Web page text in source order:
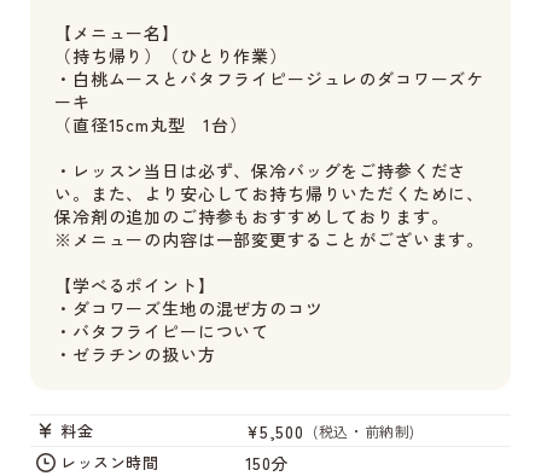
【メニュー名】
（持ち帰り）（ひとり作業）
・白桃ムースとバタフライピージュレのダコワーズケ
ーキ
（直径15cm丸型 1台）
・レッスン当日は必ず、保冷バッグをご持参くださ
い。また、より安心してお持ち帰りいただくために、
保冷剤の追加のご持参もおすすめしております。
※メニューの内容は一部変更することがございます。
【学べるポイント】
・ダコワーズ生地の混ぜ方のコツ
・バタフライピーについて
・ゼラチンの扱い方
料金 ¥5,500 (税込・前納制)
レッスン時間 150分